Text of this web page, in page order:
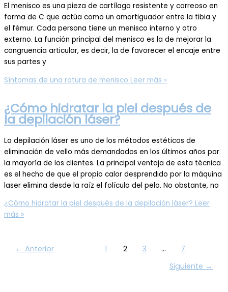
El menisco es una pieza de cartílago resistente y correoso en
forma de C que actúa como un amortiguador entre la tibia y
el fémur. Cada persona tiene un menisco interno y otro
externo. La función principal del menisco es la de mejorar la
congruencia articular, es decir, la de favorecer el encaje entre
sus partes y
Síntomas de una rotura de menisco Leer más »
¿Cómo hidratar la piel después de
la depilación láser?
La depilación láser es uno de los métodos estéticos de
eliminación de vello más demandados en los últimos años por
la mayoría de los clientes. La principal ventaja de esta técnica
es el hecho de que el propio calor desprendido por la máquina
laser elimina desde la raíz el folículo del pelo. No obstante, no
¿Cómo hidratar la piel después de la depilación láser? Leer
más »
← Anterior 1 2 3 …
7
Siguiente →